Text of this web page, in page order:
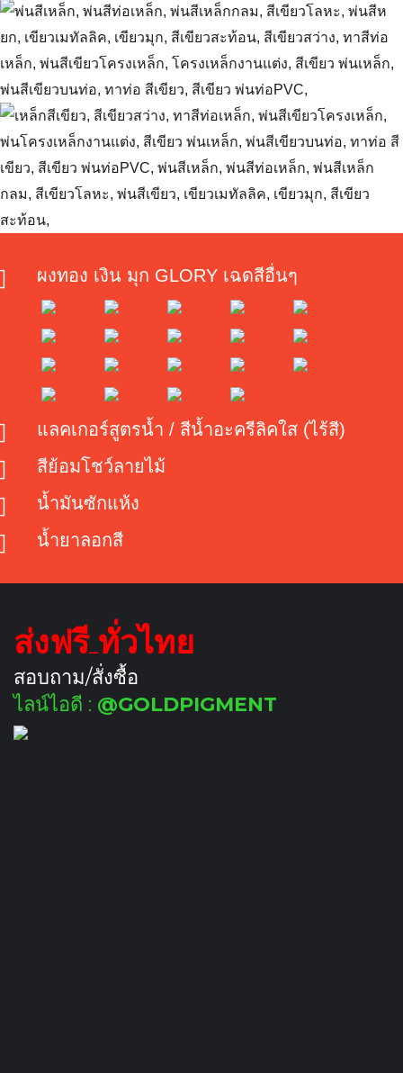
ผงทอง เงิน มุก GLORY เฉดสีอื่นๆ
แลคเกอร์สูตรน้ำ / สีน้ำอะครีลิคใส (ไร้สี)
สีย้อมโชว์ลายไม้
น้ำมันซักแห้ง
น้ำยาลอกสี
ส่งฟรี ทั่วไทย
สอบถาม/สั่งซื้อ
ไลน์ไอดี : @GOLDPIGMENT